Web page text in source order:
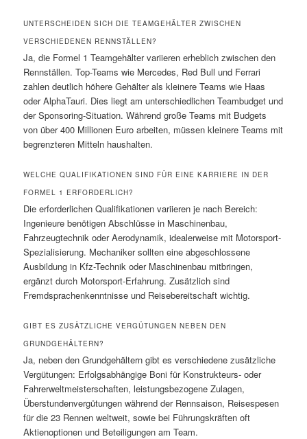
UNTERSCHEIDEN SICH DIE TEAMGEHÄLTER ZWISCHEN
VERSCHIEDENEN RENNSTÄLLEN?
Ja, die Formel 1 Teamgehälter variieren erheblich zwischen den
Rennställen. Top-Teams wie Mercedes, Red Bull und Ferrari
zahlen deutlich höhere Gehälter als kleinere Teams wie Haas
oder AlphaTauri. Dies liegt am unterschiedlichen Teambudget und
der Sponsoring-Situation. Während große Teams mit Budgets
von über 400 Millionen Euro arbeiten, müssen kleinere Teams mit
begrenzteren Mitteln haushalten.
WELCHE QUALIFIKATIONEN SIND FÜR EINE KARRIERE IN DER
FORMEL 1 ERFORDERLICH?
Die erforderlichen Qualifikationen variieren je nach Bereich:
Ingenieure benötigen Abschlüsse in Maschinenbau,
Fahrzeugtechnik oder Aerodynamik, idealerweise mit Motorsport-
Spezialisierung. Mechaniker sollten eine abgeschlossene
Ausbildung in Kfz-Technik oder Maschinenbau mitbringen,
ergänzt durch Motorsport-Erfahrung. Zusätzlich sind
Fremdsprachenkenntnisse und Reisebereitschaft wichtig.
GIBT ES ZUSÄTZLICHE VERGÜTUNGEN NEBEN DEN
GRUNDGEHÄLTERN?
Ja, neben den Grundgehältern gibt es verschiedene zusätzliche
Vergütungen: Erfolgsabhängige Boni für Konstrukteurs- oder
Fahrerweltmeisterschaften, leistungsbezogene Zulagen,
Überstundenvergütungen während der Rennsaison, Reisespesen
für die 23 Rennen weltweit, sowie bei Führungskräften oft
Aktienoptionen und Beteiligungen am Team.